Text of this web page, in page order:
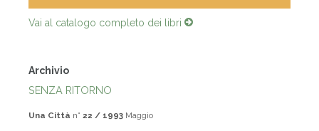
Vai al catalogo completo dei libri
Archivio
SENZA RITORNO
Una Città n° 22 / 1993 Maggio